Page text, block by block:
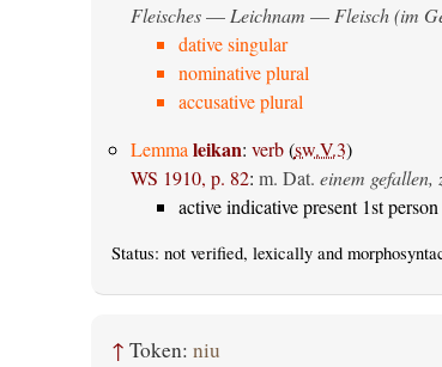
Fleisches— Leichnam — Fleisch (im
dative singular
nominative plural
accusative plural
Lemma leikan: verb(sw.V.3)
WS 1910, p. 82: m. Dat. einem gefallen,
active indicative present 1st
Status: not verified, lexically and
↑ Token: niu